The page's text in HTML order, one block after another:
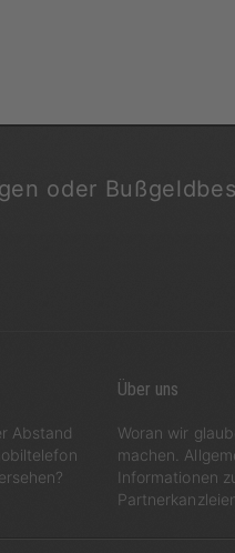
oder
Abstand
Über uns
Woran wir
machen.
Informationen